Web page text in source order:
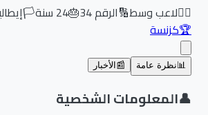
لاعب وسط🔢الرقم34
🎂
24سنة🏳️إيطاليا
كزنسة
نظرة عامة 📰 الأخبار
المعلومات الشخصية